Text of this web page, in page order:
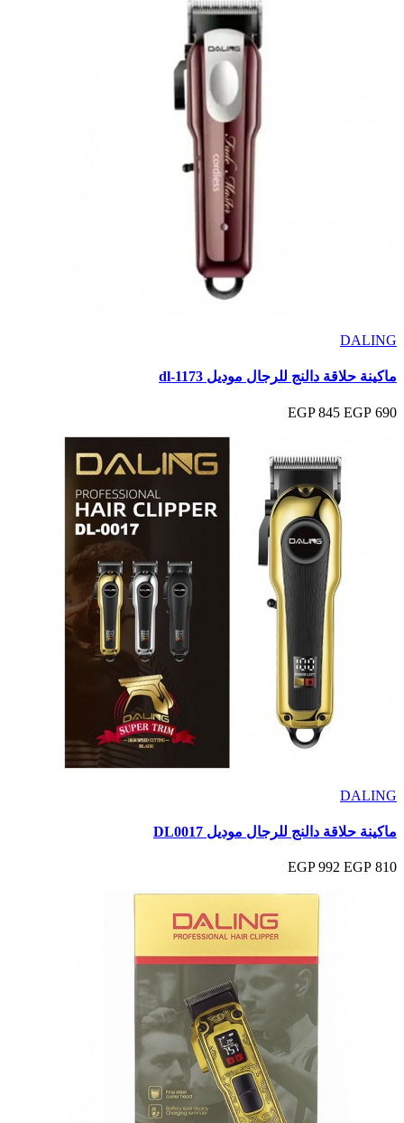
DALING
ماكينة حلاقة دالنج للرجال موديل dl-1173
690 EGP
845 EGP
DALING
ماكينة حلاقة دالنج للرجال موديل DL0017
810 EGP
992 EGP